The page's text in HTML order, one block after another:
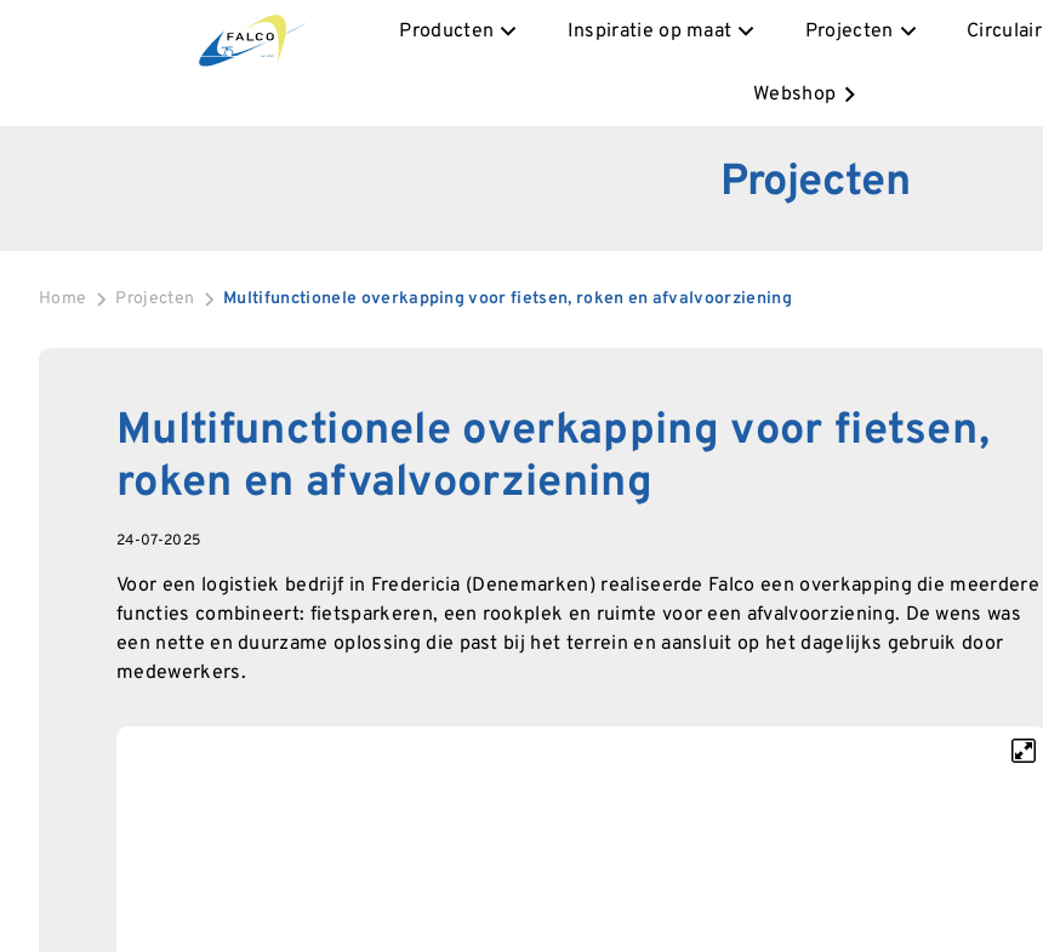
Producten Inspiratie op maat Projecten Circulair
Webshop
Projecten
Home Projecten Multifunctionele overkapping voor fietsen, roken en afvalvoorziening
Multifunctionele overkapping voor fietsen,
roken en afvalvoorziening
24-07-2025
Voor een logistiek bedrijf in Fredericia (Denemarken) realiseerde Falco een overkapping die meerdere
functies combineert: fietsparkeren, een rookplek en ruimte voor een afvalvoorziening. De wens was
een nette en duurzame oplossing die past bij het terrein en aansluit op het dagelijks gebruik door
medewerkers.